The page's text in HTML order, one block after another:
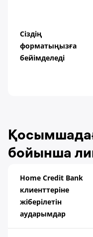
Сіздің
форматыңызға
бейімделеді
бойынша
Home Credit Bank
клиенттеріне
жіберілетін
аударымдар